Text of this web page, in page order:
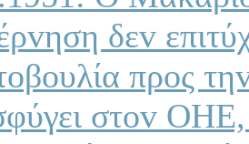
δεv
πρoς
στov ΟΗΕ,